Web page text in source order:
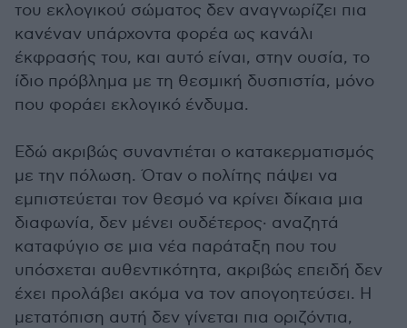
του εκλογικού σώματος δεν αναγνωρίζει πια
κανέναν υπάρχοντα φορέα ως κανάλι
έκφρασής του, και αυτό είναι, στην ουσία, το
ίδιο πρόβλημα με τη θεσμική δυσπιστία, μόνο
που φοράει εκλογικό ένδυμα.
Εδώ ακριβώς συναντιέται ο κατακερματισμός
με την πόλωση. Όταν ο πολίτης πάψει να
εμπιστεύεται τον θεσμό να κρίνει δίκαια μια
διαφωνία, δεν μένει ουδέτερος· αναζητά
καταφύγιο σε μια νέα παράταξη που του
υπόσχεται αυθεντικότητα, ακριβώς επειδή δεν
έχει προλάβει ακόμα να τον απογοητεύσει. Η
μετατόπιση αυτή δεν γίνεται πια οριζόντια,